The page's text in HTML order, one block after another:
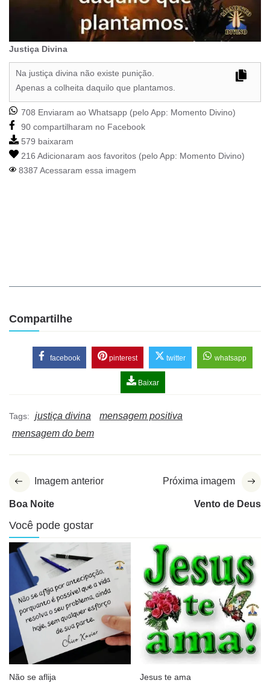
Justiça Divina
Na justiça divina não existe punição.
Apenas a colheita daquilo que plantamos.
708 Enviaram ao Whatsapp (pelo App: Momento Divino)
90 compartilharam no Facebook
579 baixaram
216 Adicionaram aos favoritos (pelo App: Momento Divino)
8387 Acessaram essa imagem
Compartilhe
facebook pinterest twitter whatsapp
Baixar
Tags: justiça divina
mensagem positiva
mensagem do bem
Imagem anterior
Boa Noite
Próxima imagem
Vento de Deus
Você pode gostar
Não se aflija Jesus te ama